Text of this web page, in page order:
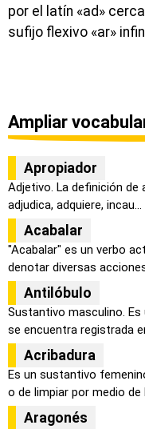
por el latín «ad»
sufijo flexivo «ar»
Ampliar
Apropiador
Adjetivo. La definición de
adjudica, adquiere, incau...
Acabalar
"Acabalar" es un verbo
denotar diversas
Antilóbulo
Sustantivo masculino.
se encuentra registrada
Acribadura
Es un sustantivo
o de limpiar por medio de
Aragonés